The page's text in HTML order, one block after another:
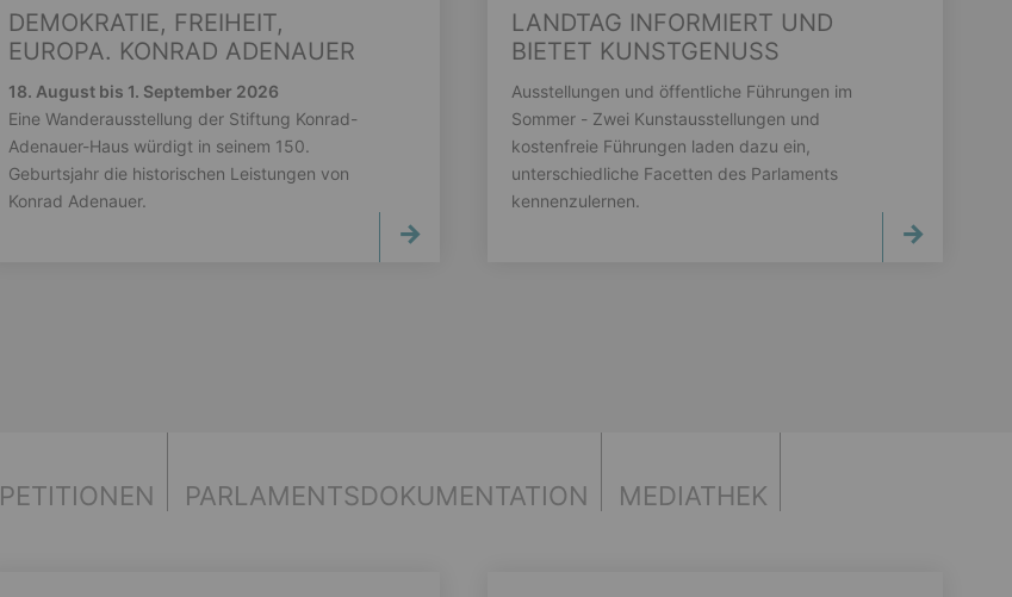
DEMOKRATIE, FREIHEIT,
EUROPA. KONRAD ADENAUER
18. August bis 1. September 2026
Eine Wanderausstellung der Stiftung Konrad-
Adenauer-Haus würdigt in seinem 150.
Geburtsjahr die historischen Leistungen von
Konrad Adenauer.
LANDTAG INFORMIERT UND
BIETET KUNSTGENUSS
Ausstellungen und öffentliche Führungen im
Sommer - Zwei Kunstausstellungen und
kostenfreie Führungen laden dazu ein,
unterschiedliche Facetten des Parlaments
kennenzulernen.
PETITIONEN PARLAMENTS­DOKUMENTATION MEDIATHEK